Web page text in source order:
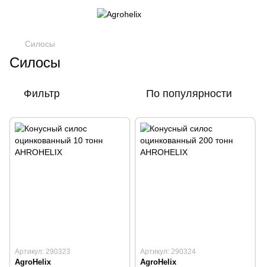
Силосы
Силосы
Фильтр По популярности
Артикул: 290323
AgroHelix
Артикул: 290324
AgroHelix